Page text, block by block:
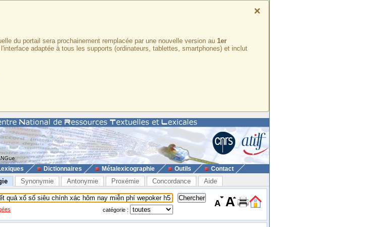
×
du portail sera prochainement remplacée par une nouvelle version au 1er
adaptée à tous les supports (ordinateurs, tablettes, smartphones) et inclut
Dictionnaires Métalexicographie Outils Contact
Synonymie Antonymie Proxémie Concordance Aide
catégorie :